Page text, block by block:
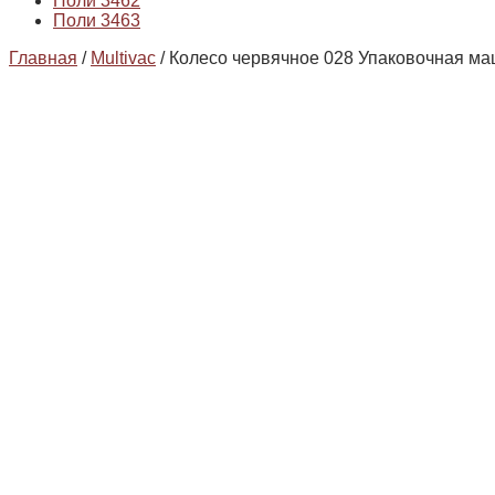
Поли 3463
Главная / Multivac / Колесо червячное 028 Упаковочная